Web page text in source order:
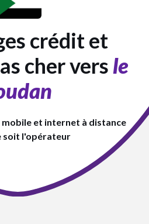
crédit et
cher vers le
et internet à distance
soit l'opérateur